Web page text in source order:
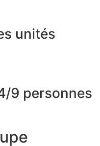
unités
9 personnes